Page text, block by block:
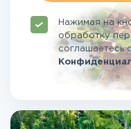
Нажимая на
обработку
соглашаетесь